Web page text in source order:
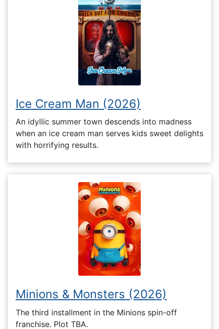
Ice Cream Man (2026)
An idyllic summer town descends into madness
when an ice cream man serves kids sweet delights
with horrifying results.
Minions & Monsters (2026)
The third installment in the Minions spin-off
franchise. Plot TBA.